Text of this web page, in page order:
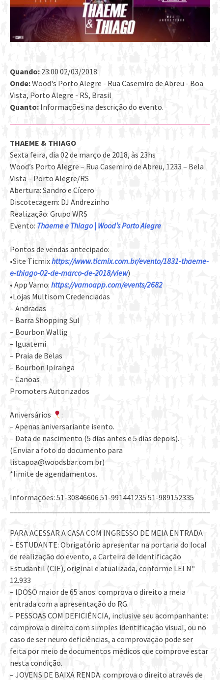
Quando: 23:00 02/03/2018
Onde:Wood's Porto Alegre - Rua Casemiro de Abreu - Boa
Vista, Porto Alegre - RS, Brasil
Quanto: Informações na descrição do evento.
THAEME & THIAGO
Sexta feira, dia 02 de março de 2018, às 23hs
Wood’s Porto Alegre – Rua Casemiro de Abreu, 1233 – Bela
Vista – Porto Alegre/RS
Abertura: Sandro e Cícero
Discotecagem: DJ Andrezinho
Realização: Grupo WRS
Evento: Thaeme e Thiago | Wood’s Porto Alegre
Pontos de vendas antecipado:
•Site Ticmixhttps://www.ticmix.com.br/evento/1831-thaeme-
e-thiago-02-de-marco-de-2018/view)
• App Vamo: https://vamoapp.com/events/2682
•Lojas Multisom Credenciadas
– Andradas
– Barra Shopping Sul
– Bourbon Wallig
– Iguatemi
– Praia de Belas
– Bourbon Ipiranga
– Canoas
Promoters Autorizados
Aniversários
:
– Apenas aniversariante isento.
– Data de nascimento (5 dias antes e 5 dias depois).
(Enviar a foto do documento para
listapoa@woodsbar.com.br)
*limite de agendamentos.
Informações: 51-30846606 51-991441235 51-989152335
PARA ACESSAR A CASA COM INGRESSO DE MEIA ENTRADA
– ESTUDANTE: Obrigatório apresentar na portaria do local
de realização do evento, a Carteira de Identificação
Estudantil (CIE), original e atualizada, conforme LEI Nº
12.933
– IDOSO maior de 65 anos: comprova o direito a meia
entrada com a apresentação do RG.
– PESSOAS COM DEFICIÊNCIA, inclusive seu acompanhante:
comprova o direito com simples identificação visual, ou no
caso de ser neuro deficiências, a comprovação pode ser
feita por meio de documentos médicos que comprove estar
nesta condição.
– JOVENS DE BAIXA RENDA: comprova o direito através de